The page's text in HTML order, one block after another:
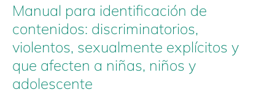
Manual para identificación de
contenidos: discriminatorios,
violentos, sexualmente explícitos y
que afecten a niñas, niños y
adolescente